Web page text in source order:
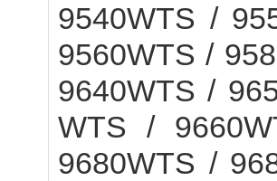
9540WTS /
9560WTS /
9640WTS /
WTS /
9680WTS /